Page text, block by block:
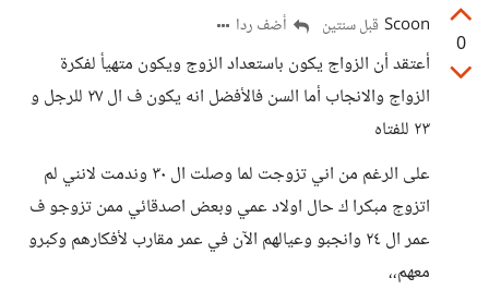
0
Scoon قبل سنتين أضف ردا
أعتقد أن الزواج يكون باستعداد الزوج ويكون متهيأ لفكرة
الزواج والانجاب أما السن فالأفضل انه يكون ف ال ٢٧ للرجل و
٢٣ للفتاه
على الرغم من اني تزوجت لما وصلت ال ٣٠ وندمت لانني لم
اتزوج مبكرا ك حال اولاد عمي وبعض اصدقائي ممن تزوجو ف
عمر ال ٢٤ وانجبو وعيالهم الآن في عمر مقارب لأفكارهم وكبرو
معهم،،